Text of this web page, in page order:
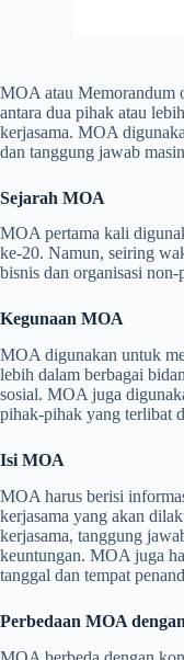
MOA atau Memorandum
antara dua pihak atau
kerjasama. MOA
dan tanggung jawab
Sejarah MOA
MOA pertama kali
ke-20. Namun, seiring
bisnis dan organisasi non-
Kegunaan MOA
MOA digunakan untuk
lebih dalam berbagai
sosial. MOA juga
pihak-pihak yang terlibat
Isi MOA
MOA harus berisi
kerjasama yang akan
kerjasama, tanggung
keuntungan. MOA juga
tanggal dan tempat
Perbedaan MOA